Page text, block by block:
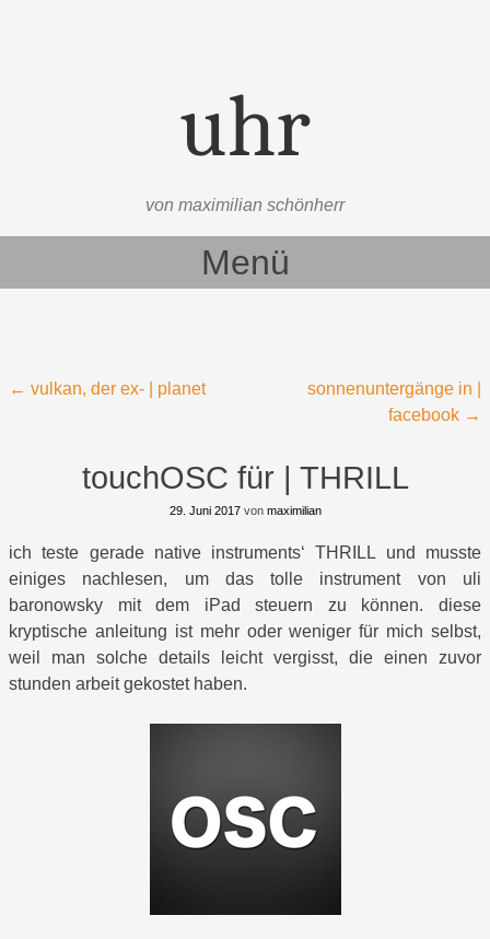
uhr
von maximilian schönherr
Menü
Beitragsnavigation
← vulkan, der ex- | planet
sonnenuntergänge in |
facebook →
touchOSC für | THRILL
29. Juni 2017von maximilian
ich teste gerade native instruments‘ THRILL und musste
einiges nachlesen, um das tolle instrument von uli
baronowsky mit dem iPad steuern zu können. diese
kryptische anleitung ist mehr oder weniger für mich selbst,
weil man solche details leicht vergisst, die einen zuvor
stunden arbeit gekostet haben.